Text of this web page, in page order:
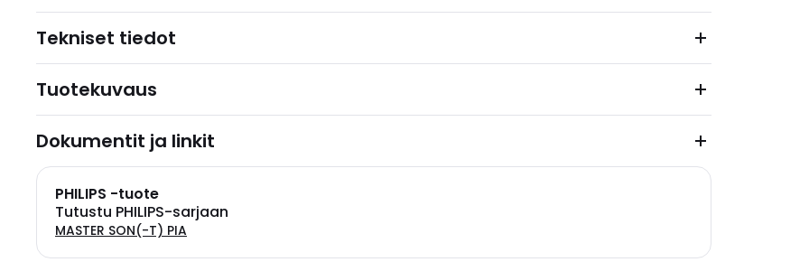
Tekniset tiedot
Tuotekuvaus
Dokumentit ja linkit
PHILIPS -tuote
Tutustu PHILIPS-sarjaan
MASTER SON(-T) PIA